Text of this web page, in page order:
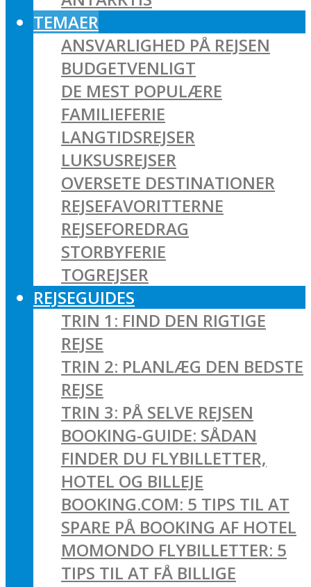
TEMAER
ANSVARLIGHED PÅ REJSEN
BUDGETVENLIGT
DE MEST POPULÆRE
FAMILIEFERIE
LANGTIDSREJSER
LUKSUSREJSER
OVERSETE DESTINATIONER
REJSEFAVORITTERNE
REJSEFOREDRAG
STORBYFERIE
TOGREJSER
REJSEGUIDES
TRIN 1: FIND DEN RIGTIGE
REJSE
TRIN 2: PLANLÆG DEN BEDSTE
REJSE
TRIN 3: PÅ SELVE REJSEN
BOOKING-GUIDE: SÅDAN
FINDER DU FLYBILLETTER,
HOTEL OG BILLEJE
BOOKING.COM: 5 TIPS TIL AT
SPARE PÅ BOOKING AF HOTEL
MOMONDO FLYBILLETTER: 5
TIPS TIL AT FÅ BILLIGE